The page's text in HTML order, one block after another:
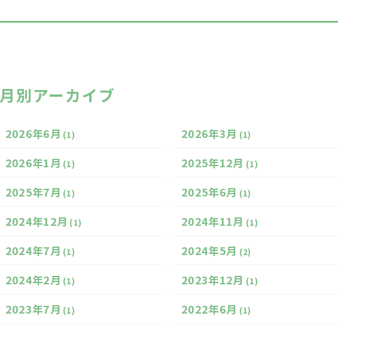
月別アーカイブ
2026年6月 (1) 2026年3月 (1)
2026年1月 (1) 2025年12月 (1)
2025年7月 (1) 2025年6月 (1)
2024年12月 (1) 2024年11月 (1)
2024年7月 (1) 2024年5月 (2)
2024年2月 (1) 2023年12月 (1)
2023年7月 (1) 2022年6月 (1)